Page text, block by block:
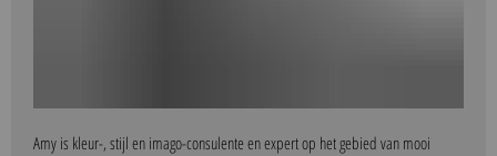
Amy is kleur-, stijl en imago-consulente en expert op het gebied van mooi